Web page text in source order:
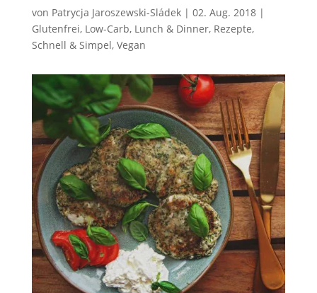
von Patrycja Jaroszewski-Sládek| 02. Aug. 2018|
Glutenfrei, Low-Carb, Lunch & Dinner, Rezepte,
Schnell & Simpel, Vegan